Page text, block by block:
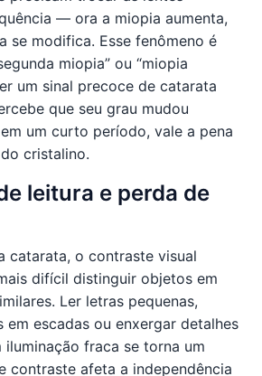
— ora a miopia aumenta,
se modifica. Esse fenômeno é
miopia” ou “miopia
um sinal precoce de catarata
que seu grau mudou
um curto período, vale a pena
cristalino.
leitura e perda de
catarata, o contraste visual
difícil distinguir objetos em
Ler letras pequenas,
em escadas ou enxergar detalhes
iluminação fraca se torna um
contraste afeta a independência